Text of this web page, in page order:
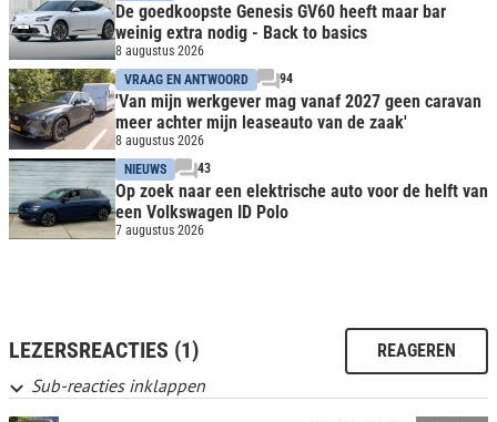
De goedkoopste Genesis GV60 heeft maar bar
weinig extra nodig - Back to basics
8 augustus 2026
VRAAG EN ANTWOORD
94
'Van mijn werkgever mag vanaf 2027 geen caravan
meer achter mijn leaseauto van de zaak'
8 augustus 2026
NIEUWS
43
Op zoek naar een elektrische auto voor de helft van
een Volkswagen ID Polo
7 augustus 2026
LEZERSREACTIES (1) REAGEREN
Sub-reacties inklappen